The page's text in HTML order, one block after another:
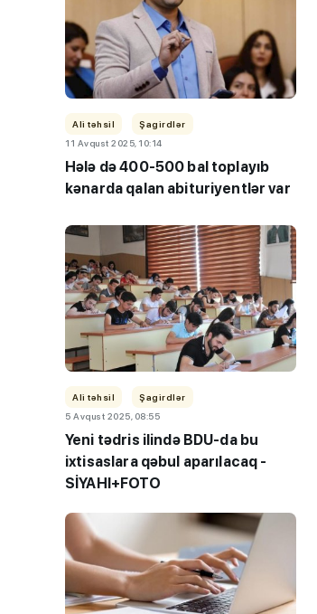
Ali təhsil
Şagirdlər
11 Avqust 2025, 10:14
Hələ də 400-500 bal toplayıb
kənarda qalan abituriyentlər var
Ali təhsil
Şagirdlər
5 Avqust 2025, 08:55
Yeni tədris ilində BDU-da bu
ixtisaslara qəbul aparılacaq -
SİYAHI+FOTO